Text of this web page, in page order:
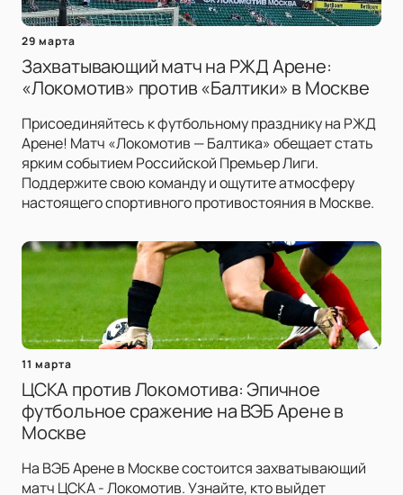
29 марта
Захватывающий матч на РЖД Арене:
«Локомотив» против «Балтики» в Москве
Присоединяйтесь к футбольному празднику на РЖД
Арене! Матч «Локомотив — Балтика» обещает стать
ярким событием Российской Премьер Лиги.
Поддержите свою команду и ощутите атмосферу
настоящего спортивного противостояния в Москве.
11 марта
ЦСКА против Локомотива: Эпичное
футбольное сражение на ВЭБ Арене в
Москве
На ВЭБ Арене в Москве состоится захватывающий
матч ЦСКА - Локомотив. Узнайте, кто выйдет